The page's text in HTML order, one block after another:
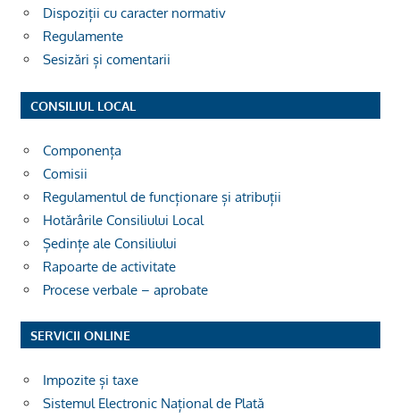
Dispoziții cu caracter normativ
Regulamente
Sesizări și comentarii
CONSILIUL LOCAL
Componența
Comisii
Regulamentul de funcționare și atribuții
Hotărârile Consiliului Local
Ședințe ale Consiliului
Rapoarte de activitate
Procese verbale – aprobate
SERVICII ONLINE
Impozite și taxe
Sistemul Electronic Național de Plată